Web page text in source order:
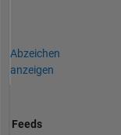
Abzeichen
anzeigen
Feeds